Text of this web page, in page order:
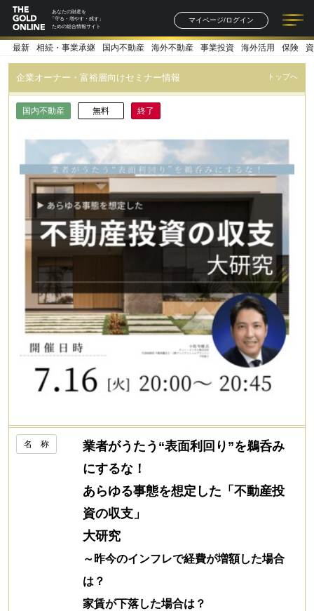
あなたの財産を
「守る・増やす・残す」
ための総合情報サイト
マイページ/ログイン
記事一覧 連載一覧
著者一覧 書籍一覧
最新 相続・事業承継 国内不動産 海外不動産 事業投資 海外活用 保険
企業オーナー・富裕層向けセミナー情報 トップへ
国内不動産 無料 終了
名 称
業者がうたう“表面利回り”を鵜呑み
にするな！
あらゆる事態を想定した「不動産投
資の収支」
大研究
～昨今のインフレで経費が増額した場合
は？
家賃が下落した場合は？